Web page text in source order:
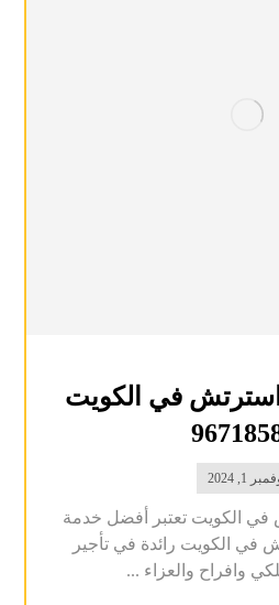
في الكويت
1, 2024
في الكويت تعتبر أفضل خدمة
في الكويت رائدة في تأجير
وافراح والعزاء ...